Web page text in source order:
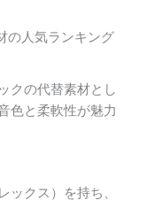
の人気ランキング
クの代替素材とし
色と柔軟性が魅力
ックス）を持ち、